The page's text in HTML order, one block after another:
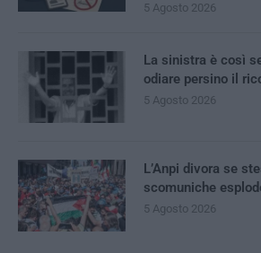
5 Agosto 2026
La sinistra è così
odiare persino il
5 Agosto 2026
L’Anpi divora se
scomuniche
5 Agosto 2026